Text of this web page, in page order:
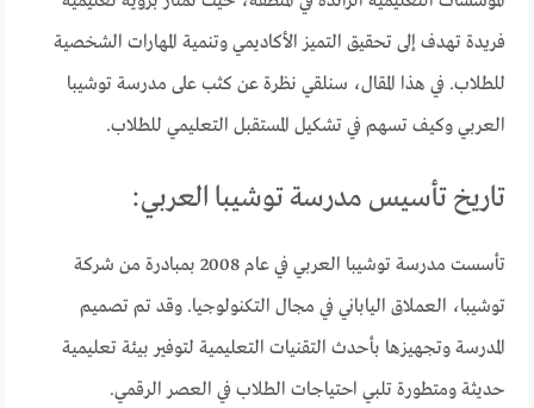
فريدة تهدف إلى تحقيق التميز الأكاديمي وتنمية المهارات الشخصية
للطلاب. في هذا المقال، سنلقي نظرة عن كثب على مدرسة توشيبا
العربي وكيف تسهم في تشكيل المستقبل التعليمي للطلاب.
تاريخ تأسيس مدرسة توشيبا العربي:
تأسست مدرسة توشيبا العربي في عام 2008 بمبادرة من شركة
توشيبا، العملاق الياباني في مجال التكنولوجيا. وقد تم تصميم
المدرسة وتجهيزها بأحدث التقنيات التعليمية لتوفير بيئة تعليمية
حديثة ومتطورة تلبي احتياجات الطلاب في العصر الرقمي.